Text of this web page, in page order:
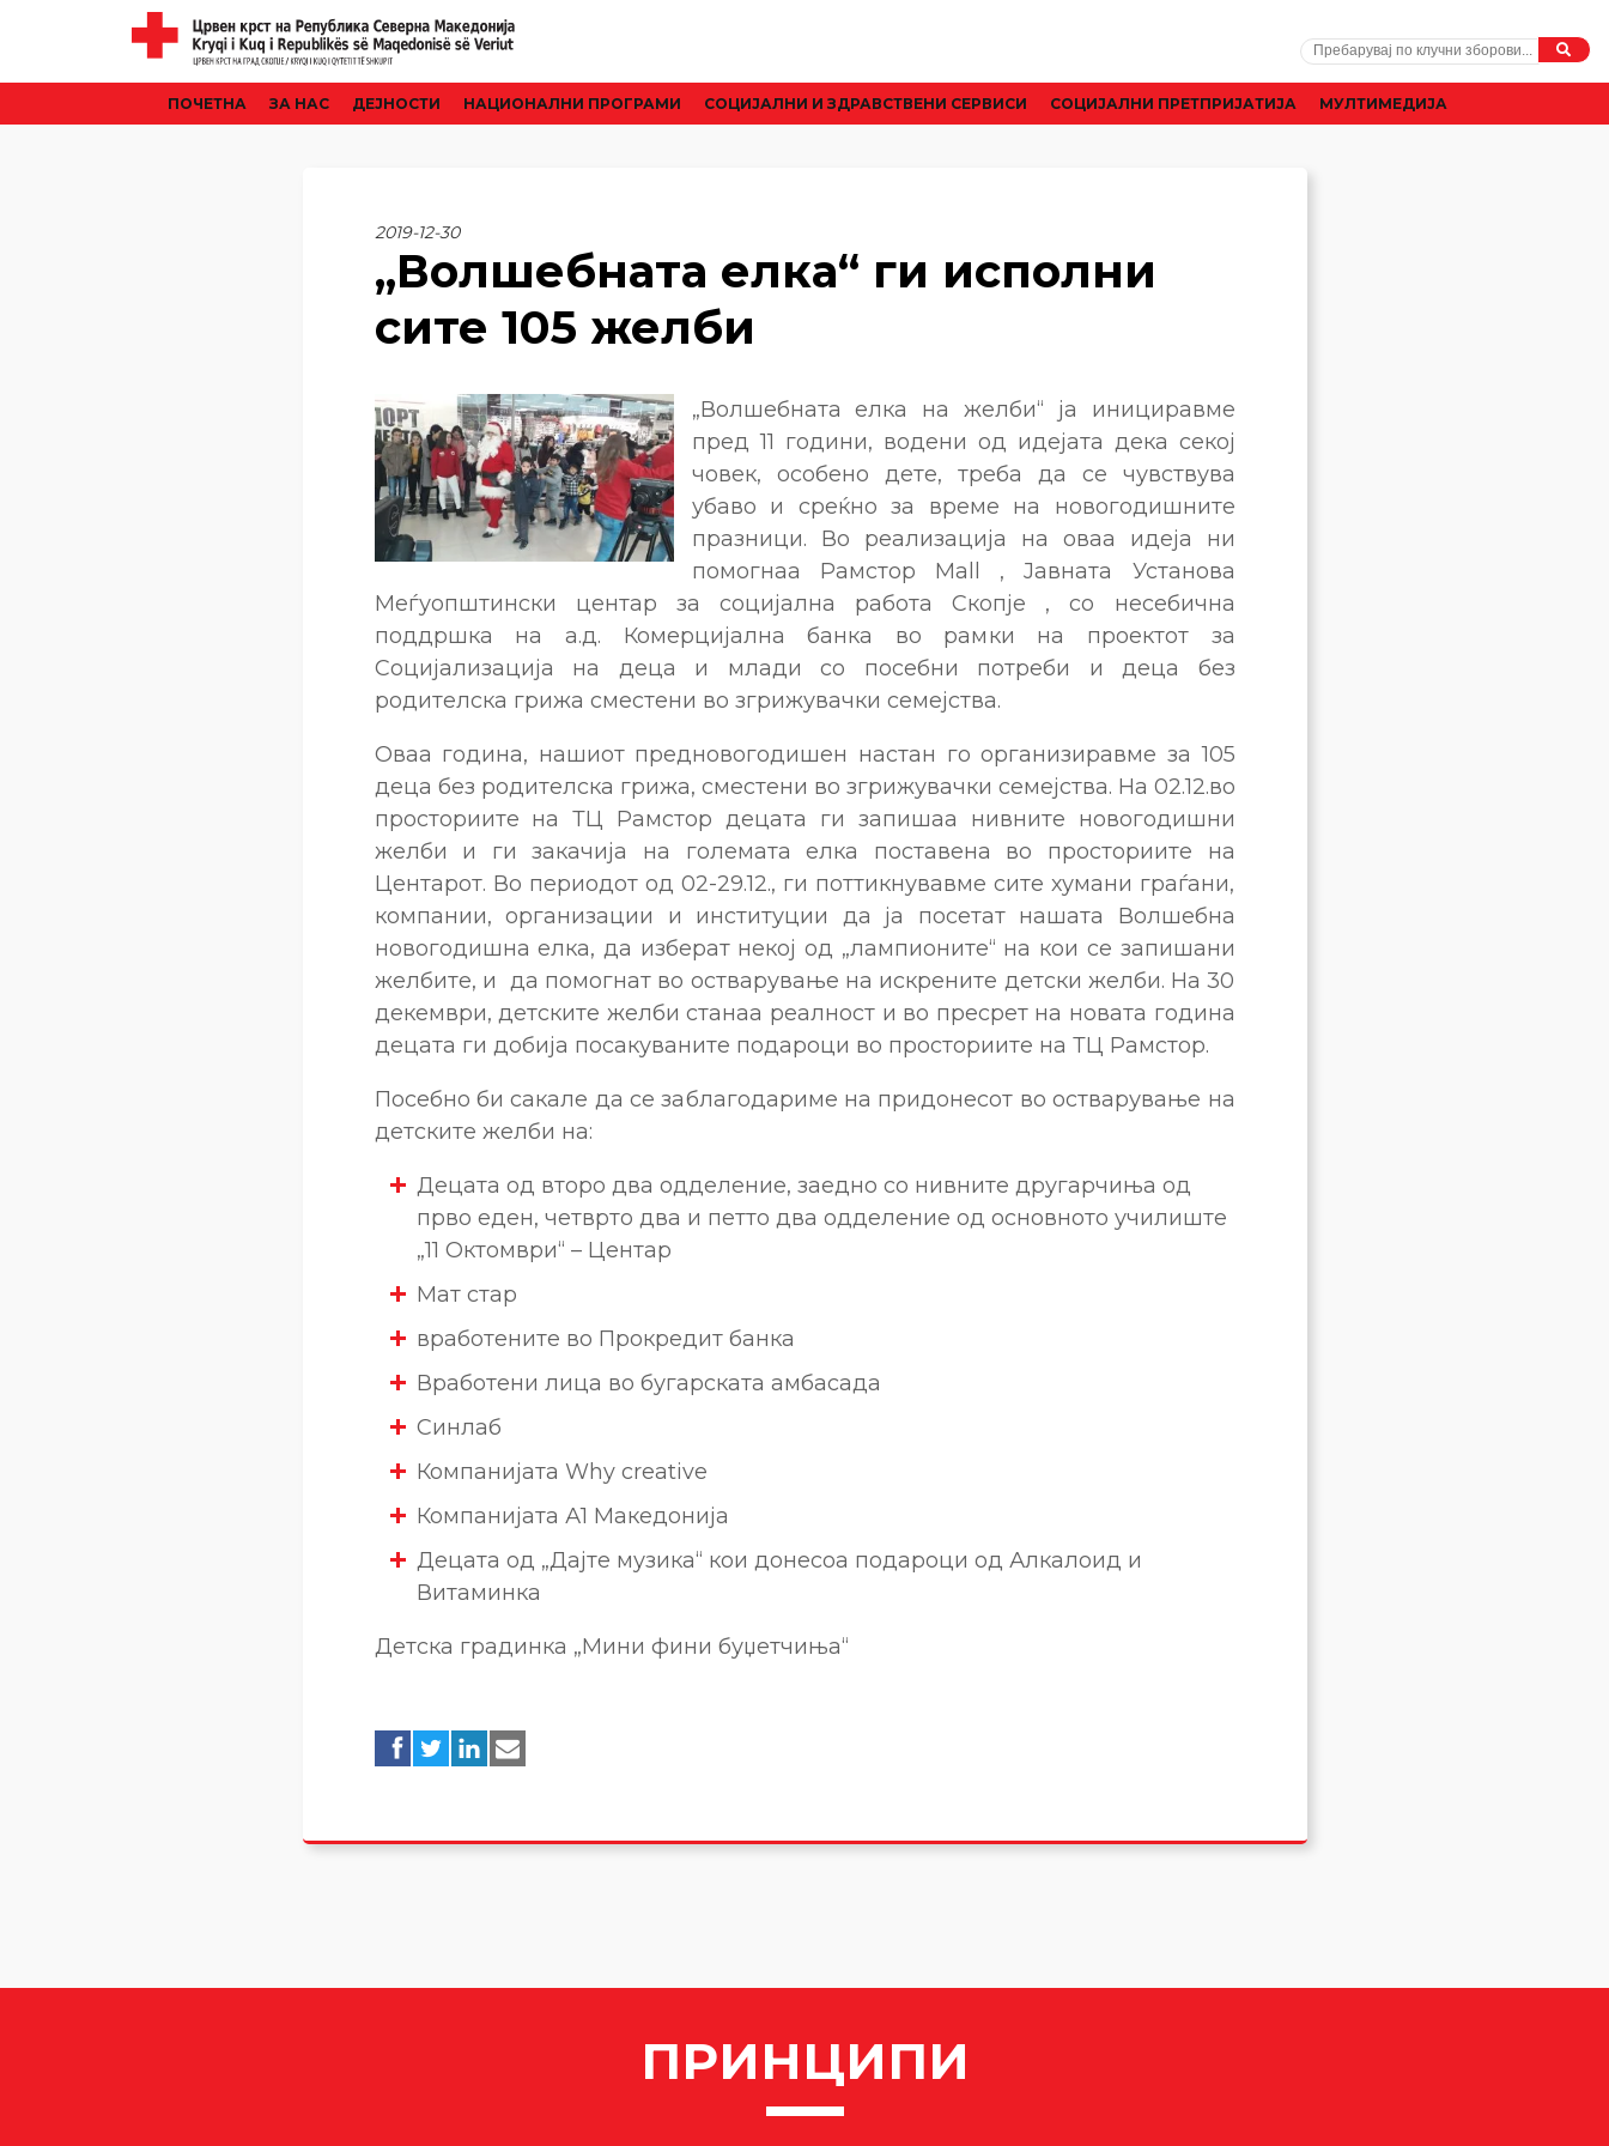
ПОЧЕТНА ЗА НАС ДЕЈНОСТИ НАЦИОНАЛНИ ПРОГРАМИ CОЦИЈАЛНИ И ЗДРАВСТВЕНИ СЕРВИСИ СОЦИЈАЛНИ ПРЕТПРИЈАТИЈА МУЛТИМЕДИЈА
2019-12-30
„Волшебната елка“ ги исполни
сите 105 желби
„Волшебнатa елка на желби“ ja инициравме
пред 11 години, водени од идејата дека секој
човек, особено дете, треба да се чувствува
убаво и среќно за време на новогодишните
празници. Во реализација на оваа идеја ни
помогнаа Рамстор Mall , Јавната Установа
Меѓуопштински центар за социјална работа Скопје , со несебична
поддршка на а.д. Комерцијална банка во рамки на проектот за
Социјализација на деца и млади со посебни потреби и деца без
родителска грижа сместени во згрижувачки семејства.
Оваа година, нашиот предновогодишен настан го организиравме за 105
деца без родителска грижа, сместени во згрижувачки семејства. На 02.12.во
просториите на ТЦ Рамстор децата ги запишаа нивните новогодишни
желби и ги закачија на големата елка поставена во просториите на
Центарот. Во периодот од 02-29.12., ги поттикнувавме сите хумани граѓани,
компании, организации и институции да ја посетат нашата Волшебна
новогодишна елка, да изберат некој од „лампионите“ на кои се запишани
желбите, и да помогнат во остварување на искрените детски желби. На 30
декември, детските желби станаа реалност и во пресрет на новата година
децата ги добија посакуваните подароци во просториите на ТЦ Рамстор.
Посебно би сакале да се заблагодариме на придонесот во остварување на
детските желби на:
Децата од второ два одделение, заедно со нивните другарчиња од
прво еден, четврто два и петто два одделение од основното училиште
„11 Октомври“ – Центар
Мат стар
вработените во Прокредит банка
Вработени лица во бугарската амбасада
Синлаб
Компанијата Why creative
Компанијата А1 Македонија
Децата од „Дајте музика“ кои донесоа подароци од Алкалоид и
Витаминка
Детска градинка „Мини фини буџетчиња“
ПРИНЦИПИ